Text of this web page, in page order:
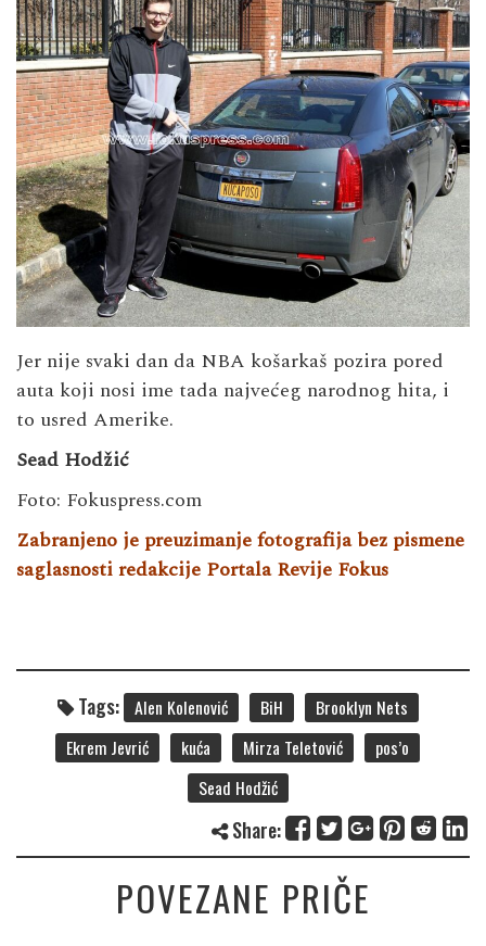
Jer nije svaki dan da NBA košarkaš pozira pored
auta koji nosi ime tada najvećeg narodnog hita, i
to usred Amerike.
Sead Hodžić
Foto: Fokuspress.com
Zabranjeno je preuzimanje fotografija bez pismene
saglasnosti redakcije Portala Revije Fokus
Tags: Alen Kolenović BiH
Brooklyn Nets
Ekrem Jevrić
kuća Mirza Teletović
pos’o
Sead Hodžić
Share:
POVEZANE PRIČE